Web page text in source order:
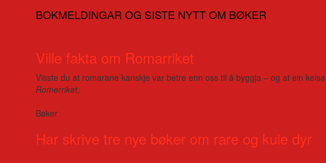
BOKMELDINGAR OG SISTE NYTT OM BØKER
Ville fakta om Romarriket
Visste du at romarane kanskje var betre enn oss til å byggja – og at ein
Romerriket.
Bøker
Har skrive tre nye bøker om rare og kule dyr